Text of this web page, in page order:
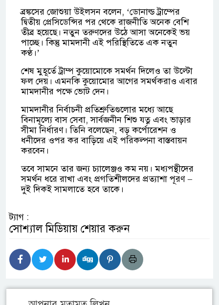
ব্রঙ্কসের জোশুয়া উইলসন বলেন, ‘ডোনাল্ড ট্রাম্পের
দ্বিতীয় প্রেসিডেন্সির পর থেকে রাজনীতি অনেক বেশি
তীব্র হয়েছে। নতুন তরুণদের উঠে আসা অনেকেই ভয়
পাচ্ছে। কিন্তু মামদানী এই পরিস্থিতিতে এক নতুন
কণ্ঠ।’
শেষ মুহূর্তে ট্রাম্প কুয়োমোকে সমর্থন দিলেও তা উল্টো
ফল দেয়। এমনকি কুয়োমোর আগের সমর্থকরাও এবার
মামদানীর পক্ষে ভোট দেন।
মামদানীর নির্বাচনী প্রতিশ্রুতিগুলোর মধ্যে আছে
বিনামূল্যে বাস সেবা, সার্বজনীন শিশু যত্ন এবং ভাড়ার
সীমা নির্ধারণ। তিনি বলেছেন, বড় কর্পোরেশন ও
ধনীদের ওপর কর বাড়িয়ে এই পরিকল্পনা বাস্তবায়ন
করবেন।
তবে সামনে তার জন্য চ্যালেঞ্জও কম নয়। মধ্যপন্থীদের
সমর্থন ধরে রাখা এবং প্রগতিশীলদের প্রত্যাশা পূরণ –
দুই দিকই সামলাতে হবে তাকে।
ট্যাগ :
সোশ্যাল মিডিয়ায় শেয়ার করুন